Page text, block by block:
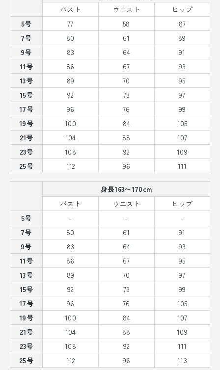
バスト
ウエスト
ヒップ
5号
77 58
87
7号
80 61
89
9号
83 64
91
11号
86 67
93
13号
89 70
95
15号
92 73
97
17号
96 76
99
19号
100 84
105
21号
104 88
107
23号
108 92
109
25号
112 96 111
身長163〜170cm
バスト
ウエスト
ヒップ
5号
- -
-
7号
80 61
91
9号
83 64
93
11号
86 67
95
13号
89 70
97
15号
92 73
99
17号
96 76
105
19号
100 84
107
21号
104 88
109
23号
108 92
111
25号
112 96 113